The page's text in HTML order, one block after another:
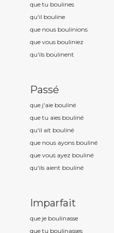
que tu boulines
qu'il bouline
que nous boulinions
que vous bouliniez
qu'ils boulinent
Passé
que j'aie bouliné
que tu aies bouliné
qu'il ait bouliné
que nous ayons bouliné
que vous ayez bouliné
qu'ils aient bouliné
Imparfait
que je boulinasse
que tu boulinasses